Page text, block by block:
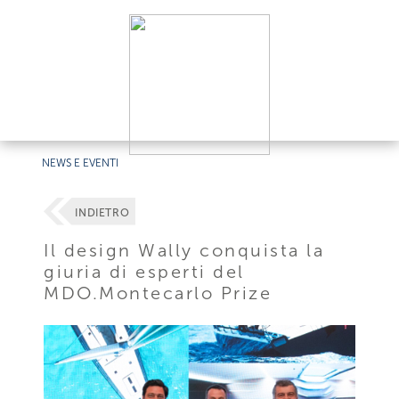
NEWS E EVENTI
INDIETRO
Il design Wally conquista la
giuria di esperti del
MDO.Montecarlo Prize